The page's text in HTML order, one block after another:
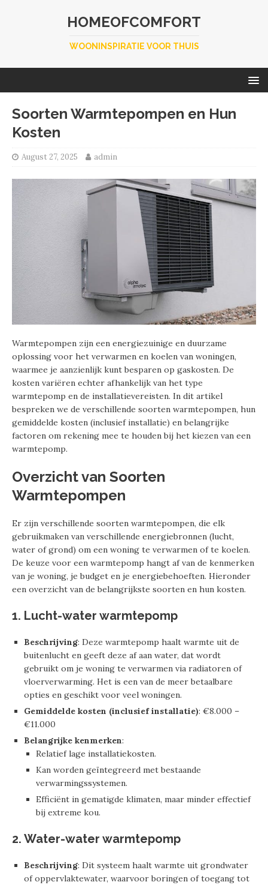
HOMEOFCOMFORT
WOONINSPIRATIE VOOR THUIS
Soorten Warmtepompen en Hun
Kosten
August 27, 2025 admin
Warmtepompen zijn een energiezuinige en duurzame
oplossing voor het verwarmen en koelen van woningen,
waarmee je aanzienlijk kunt besparen op gaskosten. De
kosten variëren echter afhankelijk van het type
warmtepomp en de installatievereisten. In dit artikel
bespreken we de verschillende soorten warmtepompen, hun
gemiddelde kosten (inclusief installatie) en belangrijke
factoren om rekening mee te houden bij het kiezen van een
warmtepomp.
Overzicht van Soorten
Warmtepompen
Er zijn verschillende soorten warmtepompen, die elk
gebruikmaken van verschillende energiebronnen (lucht,
water of grond) om een woning te verwarmen of te koelen.
De keuze voor een warmtepomp hangt af van de kenmerken
van je woning, je budget en je energiebehoeften. Hieronder
een overzicht van de belangrijkste soorten en hun kosten.
1. Lucht-water warmtepomp
Beschrijving: Deze warmtepomp haalt warmte uit de
buitenlucht en geeft deze af aan water, dat wordt
gebruikt om je woning te verwarmen via radiatoren of
vloerverwarming. Het is een van de meer betaalbare
opties en geschikt voor veel woningen.
Gemiddelde kosten (inclusief installatie): €8.000 –
€11.000
Belangrijke kenmerken:
Relatief lage installatiekosten.
Kan worden geïntegreerd met bestaande
verwarmingssystemen.
Efficiënt in gematigde klimaten, maar minder effectief
bij extreme kou.
2. Water-water warmtepomp
Beschrijving: Dit systeem haalt warmte uit grondwater
of oppervlaktewater, waarvoor boringen of toegang tot